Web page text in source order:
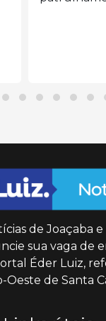
de Joaçaba e
sua vaga de
Éder Luiz,
Oeste de Santa